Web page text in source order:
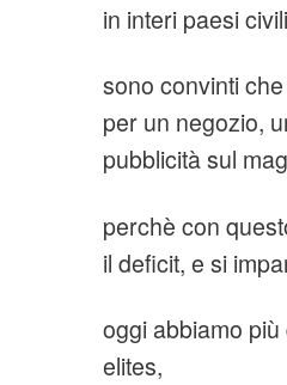
in interi paesi
sono convinti
per un negozio,
pubblicità sul
perchè con
il deficit, e si
oggi abbiamo
elites,